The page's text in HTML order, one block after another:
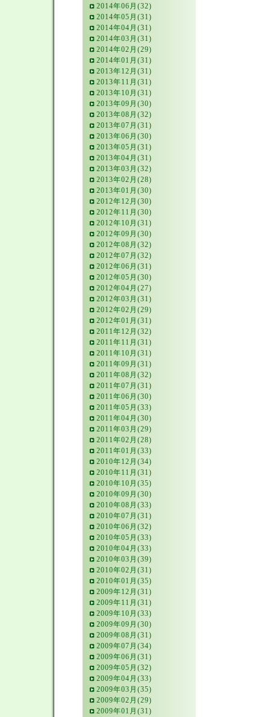
2014年06月(32)
2014年05月(31)
2014年04月(31)
2014年03月(31)
2014年02月(29)
2014年01月(31)
2013年12月(31)
2013年11月(31)
2013年10月(31)
2013年09月(30)
2013年08月(32)
2013年07月(31)
2013年06月(30)
2013年05月(31)
2013年04月(31)
2013年03月(32)
2013年02月(28)
2013年01月(30)
2012年12月(30)
2012年11月(30)
2012年10月(31)
2012年09月(30)
2012年08月(32)
2012年07月(32)
2012年06月(31)
2012年05月(30)
2012年04月(27)
2012年03月(31)
2012年02月(29)
2012年01月(31)
2011年12月(32)
2011年11月(31)
2011年10月(31)
2011年09月(31)
2011年08月(32)
2011年07月(31)
2011年06月(30)
2011年05月(33)
2011年04月(30)
2011年03月(29)
2011年02月(28)
2011年01月(33)
2010年12月(34)
2010年11月(31)
2010年10月(35)
2010年09月(30)
2010年08月(33)
2010年07月(31)
2010年06月(32)
2010年05月(33)
2010年04月(33)
2010年03月(39)
2010年02月(31)
2010年01月(35)
2009年12月(31)
2009年11月(31)
2009年10月(33)
2009年09月(30)
2009年08月(31)
2009年07月(34)
2009年06月(31)
2009年05月(32)
2009年04月(33)
2009年03月(35)
2009年02月(29)
2009年01月(31)